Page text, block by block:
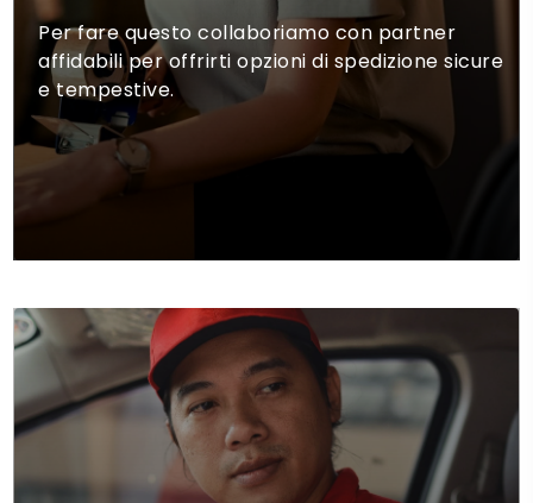
Per fare questo collaboriamo con partner
affidabili per offrirti opzioni di spedizione sicure
e tempestive.